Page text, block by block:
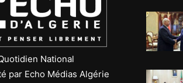
National
par Echo Médias Algérie